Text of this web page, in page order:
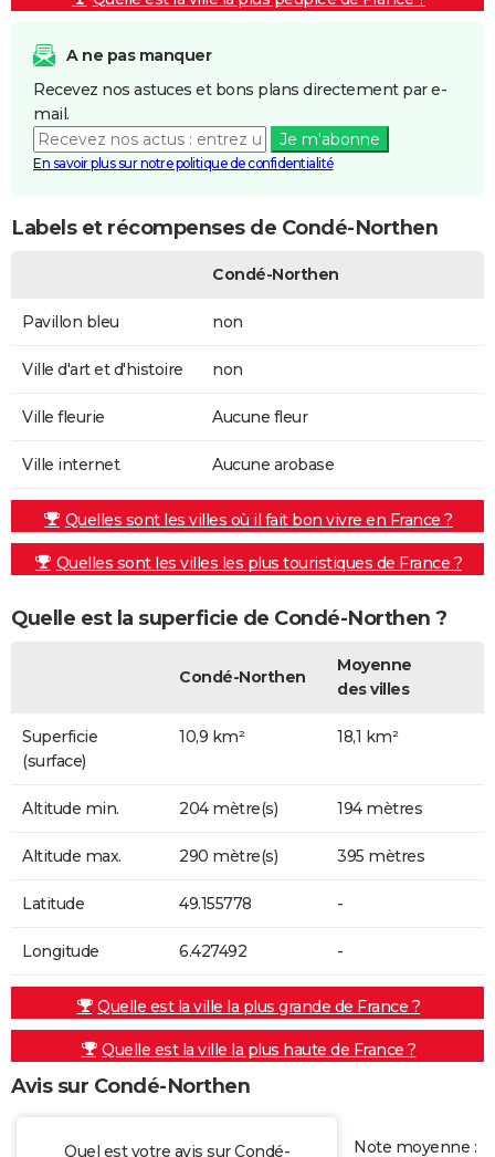
A ne pas manquer
Recevez nos astuces et bons plans directement par e-
mail.
Je m'abonne
En savoir plus sur notre politique de confidentialité
Labels et récompenses de Condé-Northen
Condé-Northen
Pavillon bleu non
Ville d'art et d'histoire non
Ville fleurie Aucune fleur
Ville internet Aucune arobase
Quelles sont les villes où il fait bon vivre en France ?
Quelles sont les villes les plus touristiques de France ?
Quelle est la superficie de Condé-Northen ?
Condé-Northen
Moyenne
des villes
Superficie
(surface)
10,9 km² 18,1 km²
Altitude min. 204 mètre(s) 194 mètres
Altitude max. 290 mètre(s) 395 mètres
Latitude 49.155778 -
Longitude 6.427492 -
Quelle est la ville la plus grande de France ?
Quelle est la ville la plus haute de France ?
Avis sur Condé-Northen
Quel est votre avis sur Condé- Note moyenne :